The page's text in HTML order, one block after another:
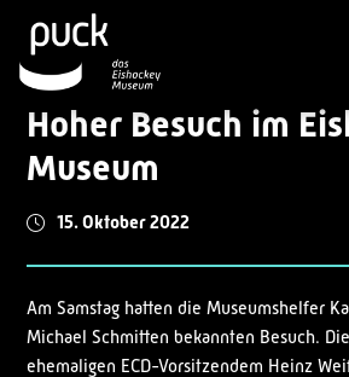
Hoher Besuch im
Museum
15. Oktober 2022
Am Samstag hatten die Museumshelfer
Michael Schmitten bekannten Besuch.
ehemaligen ECD-Vorsitzendem Heinz